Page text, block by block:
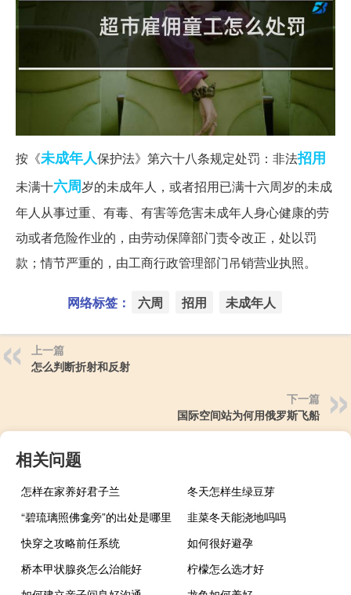
按《未成年人保护法》第六十八条规定处罚：非法招用
未满十六周岁的未成年人，或者招用已满十六周岁的未成
年人从事过重、有毒、有害等危害未成年人身心健康的劳
动或者危险作业的，由劳动保障部门责令改正，处以罚
款；情节严重的，由工商行政管理部门吊销营业执照。
网络标签： 六周 招用 未成年人
上一篇
怎么判断折射和反射
下一篇
国际空间站为何用俄罗斯飞船
相关问题
怎样在家养好君子兰
冬天怎样生绿豆芽
“碧琉璃照佛龛旁”的出处是哪里
韭菜冬天能浇地吗吗
快穿之攻略前任系统
如何很好避孕
桥本甲状腺炎怎么治能好
柠檬怎么选才好